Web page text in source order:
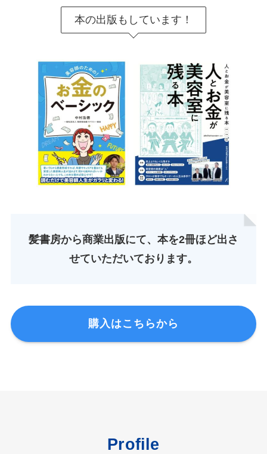
本の出版もしています！
髪書房から商業出版にて、本を2冊ほど出さ
せていただいております。
購入はこちらから
Profile